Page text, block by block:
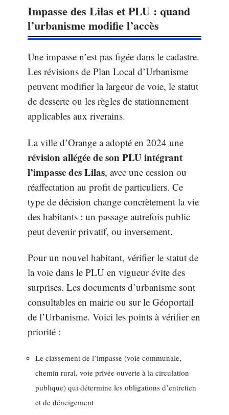
Impasse des Lilas et PLU : quand
l’urbanisme modifie l’accès
Une impasse n’est pas figée dans le cadastre.
Les révisions de Plan Local d’Urbanisme
peuvent modifier la largeur de voie, le statut
de desserte ou les règles de stationnement
applicables aux riverains.
La ville d’Orange a adopté en 2024 une
révision allégée de son PLU intégrant
l’impasse des Lilas, avec une cession ou
réaffectation au profit de particuliers. Ce
type de décision change concrètement la vie
des habitants : un passage autrefois public
peut devenir privatif, ou inversement.
Pour un nouvel habitant, vérifier le statut de
la voie dans le PLU en vigueur évite des
surprises. Les documents d’urbanisme sont
consultables en mairie ou sur le Géoportail
de l’Urbanisme. Voici les points à vérifier en
priorité :
Le classement de l’impasse (voie communale,
chemin rural, voie privée ouverte à la circulation
publique) qui détermine les obligations d’entretien
et de déneigement